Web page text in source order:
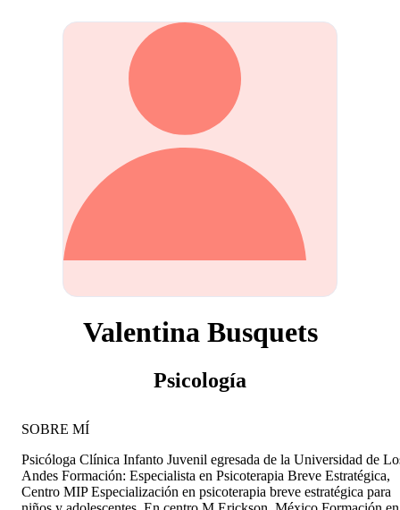
Valentina Busquets
Psicología
SOBRE MÍ
Psicóloga Clínica Infanto Juvenil egresada de la Universidad de
Andes Formación: Especialista en Psicoterapia Breve Estratégica,
Centro MIP Especialización en psicoterapia breve estratégica para